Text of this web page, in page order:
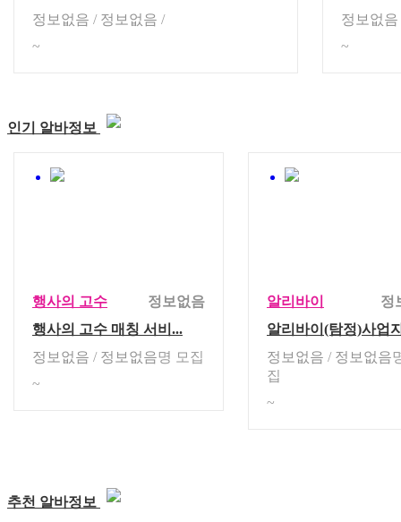
정보없음 / 정보없음 /
~
정보없음
~
인기 알바정보
행사의 고수
정보없음
행사의 고수 매칭 서비...
정보없음 / 정보없음명 모집
~
알리바이
정
알리바이(탐정)사업
정보없음 / 정보없음
집
~
추천 알바정보